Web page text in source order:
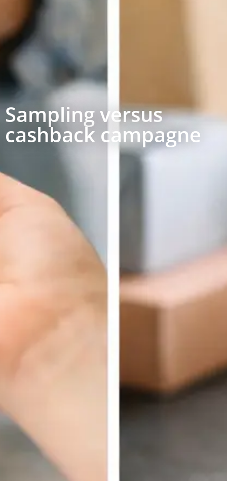
Sampling versus
cashback campagne